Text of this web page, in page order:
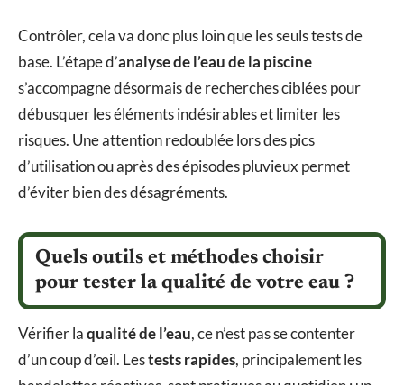
Contrôler, cela va donc plus loin que les seuls tests de
base. L’étape d’analyse de l’eau de la piscine
s’accompagne désormais de recherches ciblées pour
débusquer les éléments indésirables et limiter les
risques. Une attention redoublée lors des pics
d’utilisation ou après des épisodes pluvieux permet
d’éviter bien des désagréments.
Quels outils et méthodes choisir
pour tester la qualité de votre eau ?
Vérifier laqualité de l’eau, ce n’est pas se contenter
d’un coup d’œil. Lestests rapides, principalement les